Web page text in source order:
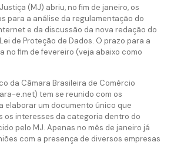
(MJ) abriu, no fim de janeiro, os
para a análise da regulamentação do
e da discussão da nova redação do
de Proteção de Dados. O prazo para a
no fim de fevereiro (veja abaixo como
da Câmara Brasileira de Comércio
e.net) tem se reunido com os
elaborar um documento único que
os interesses da categoria dentro do
pelo MJ. Apenas no mês de janeiro já
com a presença de diversos empresas